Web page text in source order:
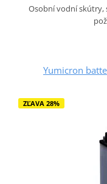
Osobní vodní skútry,
Yumicron
ZĽAVA 28%